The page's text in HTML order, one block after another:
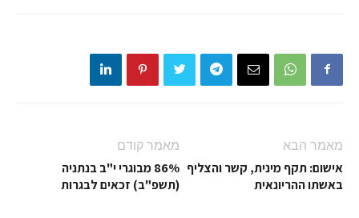
מאמר קודם
86% מבוגרי י"ב בנתניה
(תשפ"ב) זכאים לבגרות
מאמר הבא
אישום: תקף מינית, קשר והצליף
באשתו ההריונאית